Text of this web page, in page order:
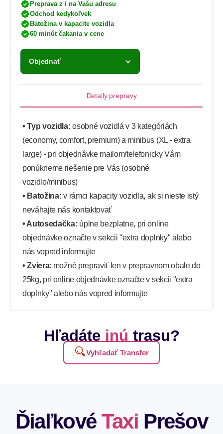
Preprava z / na Vašu adresu
Odchod kedykoľvek
Batožina v kapacite vozidla
60 minút čakania v cene
Objednať
Detaily prepravy
• Typ vozidla:osobné vozidlá v 3 kategóriách
(economy, comfort, premium) a minibus (XL - extra
large) - pri objednávke mailom/telefonicky Vám
ponúkneme riešenie pre Vás (osobné
vozidlo/minibus)
• Batožina: v rámci kapacity vozidla, ak si nieste istý
neváhajte nás kontaktovať
• Autosedačka: úplne bezplatne, pri online
objednávke označte v sekcii "extra doplnky" alebo
nás vopred informujte
• Zviera: možné prepraviť len v prepravnom obale do
25kg, pri online objednávke označte v sekcii "extra
doplnky" alebo nás vopred informujte
Vyhľadať Transfer
Hľadáte inú trasu?
Ďiaľkové Taxi Prešov